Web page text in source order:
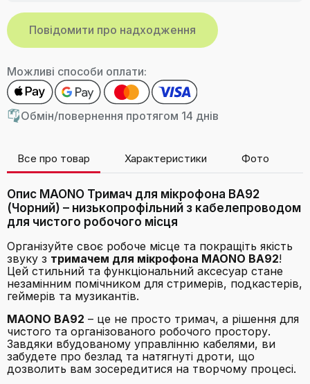
Можливі способи оплати:
Обмін/повернення протягом 14 днів
Все про товар Характеристики Фото
Опис MAONO Тримач для мікрофона BA92
(Чорний) – низькопрофільний з кабелепроводом
для чистого робочого місця
Організуйте своє робоче місце та покращіть якість
звуку з тримачем для мікрофона MAONO BA92!
Цей стильний та функціональний аксесуар стане
незамінним помічником для стримерів, подкастерів,
геймерів та музикантів.
MAONO BA92 – це не просто тримач, а рішення для
чистого та організованого робочого простору.
Завдяки вбудованому управлінню кабелями, ви
забудете про безлад та натягнуті дроти, що
дозволить вам зосередитися на творчому процесі.